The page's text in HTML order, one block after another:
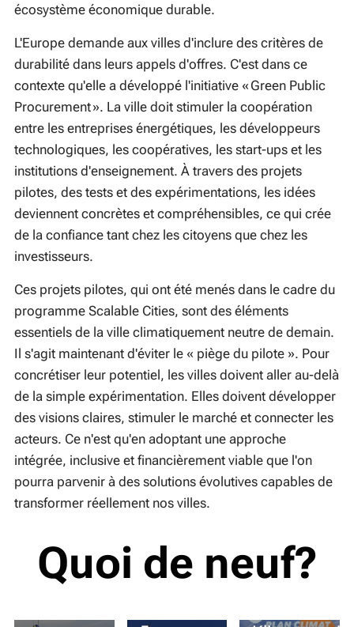
écosystème économique durable.
L'Europe demande aux villes d'inclure des critères de
durabilité dans leurs appels d'offres. C'est dans ce
contexte qu'elle a développé l'initiative « Green Public
Procurement ». La ville doit stimuler la coopération
entre les entreprises énergétiques, les développeurs
technologiques, les coopératives, les start-ups et les
institutions d'enseignement. À travers des projets
pilotes, des tests et des expérimentations, les idées
deviennent concrètes et compréhensibles, ce qui crée
de la confiance tant chez les citoyens que chez les
investisseurs.
Ces projets pilotes, qui ont été menés dans le cadre du
programme Scalable Cities, sont des éléments
essentiels de la ville climatiquement neutre de demain.
Il s'agit maintenant d'éviter le « piège du pilote ». Pour
concrétiser leur potentiel, les villes doivent aller au-delà
de la simple expérimentation. Elles doivent développer
des visions claires, stimuler le marché et connecter les
acteurs. Ce n'est qu'en adoptant une approche
intégrée, inclusive et financièrement viable que l'on
pourra parvenir à des solutions évolutives capables de
transformer réellement nos villes.
Quoi de neuf?
03-08-2026
Reflecties
Reflecties
van een